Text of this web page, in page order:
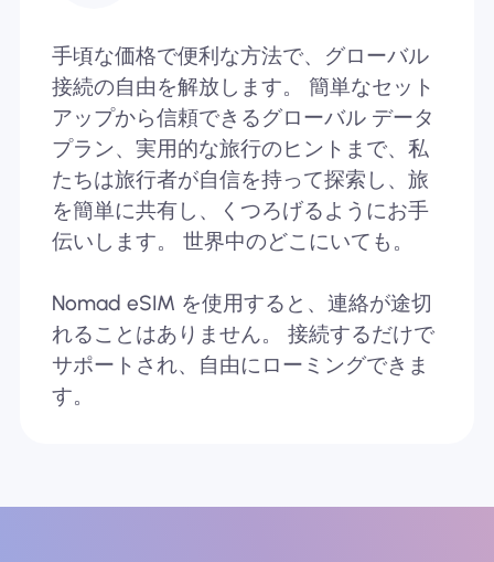
手頃な価格で便利な方法で、グローバル
接続の自由を解放します。 簡単なセット
アップから信頼できるグローバル データ
プラン、実用的な旅行のヒントまで、私
たちは旅行者が自信を持って探索し、旅
を簡単に共有し、くつろげるようにお手
伝いします。 世界中のどこにいても。
Nomad eSIM を使用すると、連絡が途切
れることはありません。 接続するだけで
サポートされ、自由にローミングできま
す。